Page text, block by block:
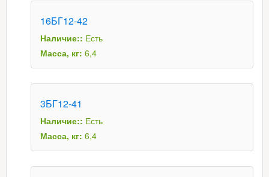
16БГ12-42
Наличие:: Есть
Масса, кг: 6,4
3БГ12-41
Наличие:: Есть
Масса, кг: 6,4